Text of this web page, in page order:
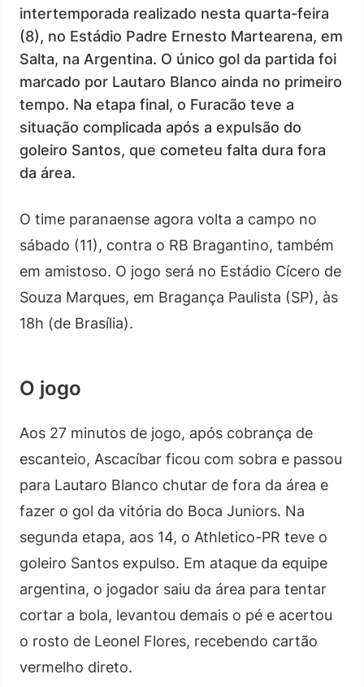
intertemporada realizado nesta quarta-feira
(8), no Estádio Padre Ernesto Martearena, em
Salta, na Argentina. O único gol da partida foi
marcado por Lautaro Blanco ainda no primeiro
tempo. Na etapa final, o Furacão teve a
situação complicada após a expulsão do
goleiro Santos, que cometeu falta dura fora
da área.
O time paranaense agora volta a campo no
sábado (11), contra o RB Bragantino, também
em amistoso. O jogo será no Estádio Cícero de
Souza Marques, em Bragança Paulista (SP), às
18h (de Brasília).
O jogo
Aos 27 minutos de jogo, após cobrança de
escanteio, Ascacíbar ficou com sobra e passou
para Lautaro Blanco chutar de fora da área e
fazer o gol da vitória do Boca Juniors. Na
segunda etapa, aos 14, o Athletico-PR teve o
goleiro Santos expulso. Em ataque da equipe
argentina, o jogador saiu da área para tentar
cortar a bola, levantou demais o pé e acertou
o rosto de Leonel Flores, recebendo cartão
vermelho direto.